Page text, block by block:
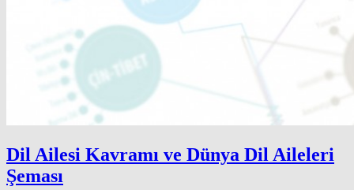
Dil Ailesi Kavramı ve Dünya Dil Aileleri
Şeması